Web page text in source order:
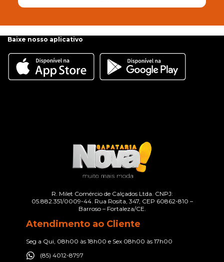
Baixe nosso aplicativo
R. Milet Comércio de Calçados Ltda. CNPJ:
05.882.351/0009-44. Rua Rosita, 347, CEP 60862-810 –
Barroso – Fortaleza/CE.
Atendimento ao Cliente
Seg a Qui, 08h00 às 18h00 e Sex 08h00 às 17h00
(85) 4012-8797